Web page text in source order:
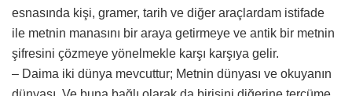
esnasında kişi, gramer, tarih ve diğer araçlardam istifade
ile metnin manasını bir araya getirmeye ve antik bir metnin
şifresini çözmeye yönelmekle karşı karşıya gelir.
– Daima iki dünya mevcuttur; Metnin dünyası ve okuyanın